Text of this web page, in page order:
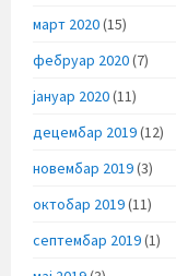
март 2020(15)
фебруар 2020(7)
јануар 2020(11)
децембар 2019(12)
новембар 2019(3)
октобар 2019(11)
септембар 2019(1)